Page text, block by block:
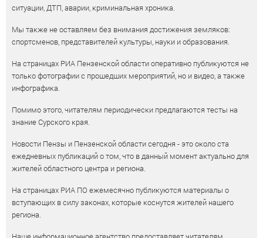
ситуации, ДТП, аварии, криминальная хроника.
Мы также не оставляем без внимания достижения земляков:
спортсменов, представителей культуры, науки и образования.
На страницах РИА Пензенской области оперативно публикуются не
только фотографии с прошедших мероприятий, но и видео, а также
инфографика.
Помимо этого, читателям периодически предлагаются тесты на
знание Сурского края.
Новости Пензы и Пензенской области сегодня - это около ста
ежедневных публикаций о том, что в данный момент актуально для
жителей областного центра и региона.
На страницах РИА ПО ежемесячно публикуются материалы о
вступающих в силу законах, которые коснутся жителей нашего
региона.